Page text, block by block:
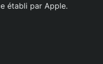
établi par Apple.